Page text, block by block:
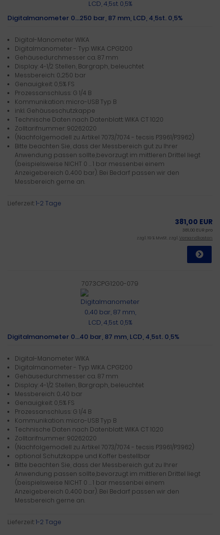
Digitalmanometer 0...250 bar, 87 mm, LCD, 4,5st. 0,5%
Digital-Manometer WIKA
Digitalmanometer - Typ WIKA CPG1200
Gehäusedurchmesser ca. 87 mm
Display: 4-1/2 Stellen, Bargraph, beleuchtet
Messbereich: 0...250 bar
Genauigkeit: 0,5% FS
Prozessanschluss: G 1/4 B
Kommunikation: micro-USB Typ B
inkl. Gehäuseschutzkappe
Technische Daten nach Datenblatt: WIKA CT 10.20
Zolltarifnummer: 90262020
(Nachfolgemodell zu Artikel 7073/7074 - tecsis P3961/P3962)
Bitte beachten Sie, dass der Messbereich gut zu Ihrer
Anwendung passen sollte,bevorzugt im mittleren Drittel liegt
(beispielsweise NICHT 0 … 1 bar messenbei einem
Anzeigebereich 0...400 bar). Bei Bedarf passen wir den
Messbereich gerne an.
Lieferzeit:1-2 Tage
381,00 EUR
381,00 EUR pro
zzgl. 19 % MwSt. zzgl.Versandkosten
7073CPG1200-079
Digitalmanometer 0...40 bar, 87 mm, LCD, 4,5st. 0,5%
Digital-Manometer WIKA
Digitalmanometer - Typ WIKA CPG1200
Gehäusedurchmesser ca. 87 mm
Display: 4-1/2 Stellen, Bargraph, beleuchtet
Messbereich: 0...40 bar
Genauigkeit: 0,5% FS
Prozessanschluss: G 1/4 B
Kommunikation: micro-USB Typ B
Technische Daten nach Datenblatt: WIKA CT 10.20
Zolltarifnummer: 90262020
(Nachfolgemodell zu Artikel 7073/7074 - tecsis P3961/P3962)
optional Schutzkappe und Koffer bestellbar
Bitte beachten Sie, dass der Messbereich gut zu Ihrer
Anwendung passen sollte,bevorzugt im mittleren Drittel liegt
(beispielsweise NICHT 0 … 1 bar messenbei einem
Anzeigebereich 0...400 bar). Bei Bedarf passen wir den
Messbereich gerne an.
Lieferzeit:1-2 Tage